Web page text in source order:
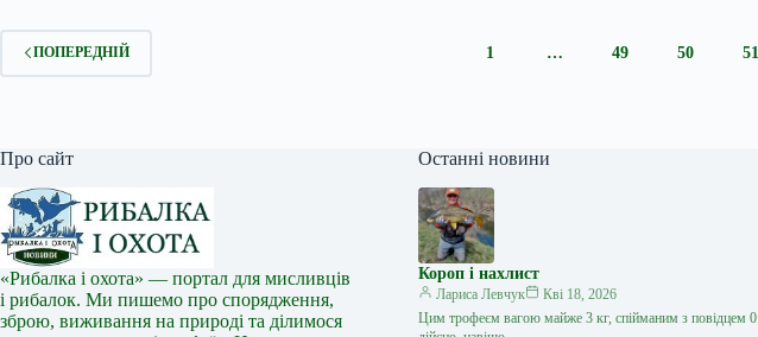
ПОПЕРЕДНІЙ 1 … 49 50 51
Про сайт
«Рибалка і охота» — портал для мисливців
і рибалок. Ми пишемо про спорядження,
зброю, виживання на природі та ділимося
Останні новини
Короп і нахлист
Лариса Левчук
Кві 18, 2026
Цим трофеєм вагою майже 3 кг, спійманим з